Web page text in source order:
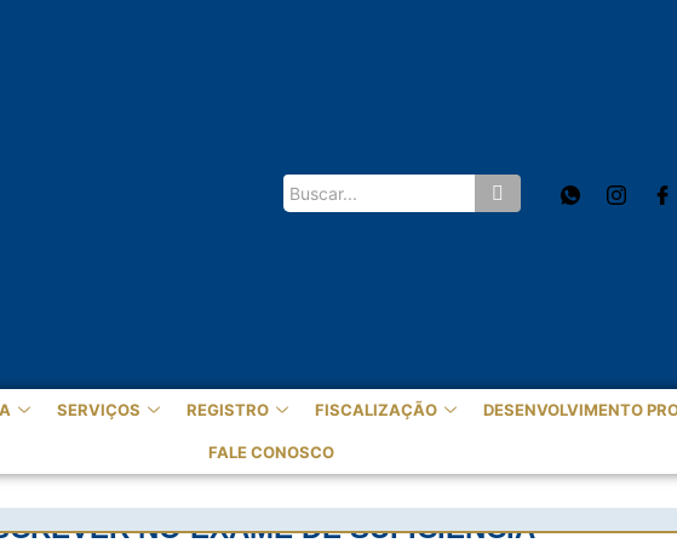
SERVIÇOS REGISTRO FISCALIZAÇÃO DESENVOLVIMENTO
FALE CONOSCO
NO EXAME DE SUFICIÊNCIA